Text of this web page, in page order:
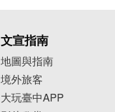
文宣指南
地圖與指南
境外旅客
大玩臺中APP